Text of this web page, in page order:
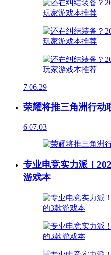
7 06.29
荣耀将推三角洲行动
6 07.03
专业电竞实力派！
游戏本